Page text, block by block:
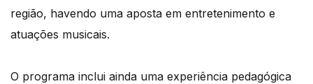
região, havendo uma aposta em entretenimento e
atuações musicais.
O programa inclui ainda uma experiência pedagógica